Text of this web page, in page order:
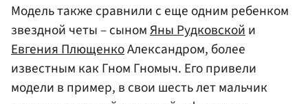
Модель также сравнили с еще одним ребенком
звездной четы – сыномЯны Рудковской и
Евгения ПлющенкоАлександром, более
известным как Гном Гномыч. Его привели
модели в пример, в свои шесть лет мальчик